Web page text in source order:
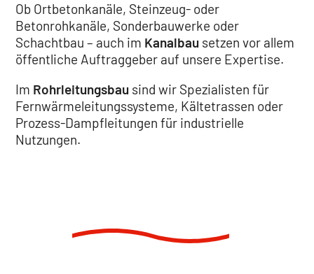
Ob Ortbetonkanäle, Steinzeug- oder
Betonrohkanäle, Sonderbauwerke oder
Schachtbau – auch im Kanalbau setzen vor allem
öffentliche Auftraggeber auf unsere Expertise.
Im Rohrleitungsbau sind wir Spezialisten für
Fernwärmeleitungssysteme, Kältetrassen oder
Prozess-Dampfleitungen für industrielle
Nutzungen.